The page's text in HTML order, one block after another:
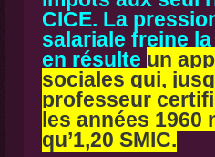
CICE. La
salariale freine
en résulte un
sociales qui,
professeur
les années 1960
qu’1,20 SMIC.